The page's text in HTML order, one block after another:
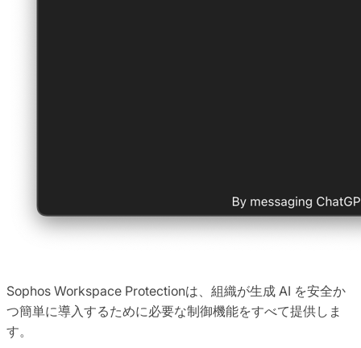
Sophos Workspace Protectionは、組織が生成 AI を安全か
つ簡単に導入するために必要な制御機能をすべて提供しま
す。